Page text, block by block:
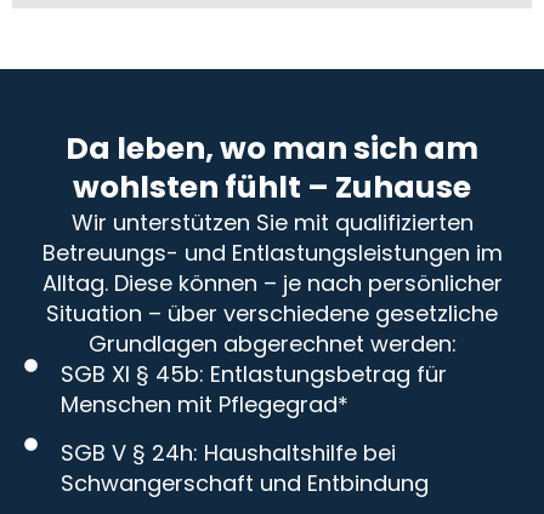
Da leben, wo man sich am
wohlsten fühlt – Zuhause
Wir unterstützen Sie mit qualifizierten
Betreuungs- und Entlastungsleistungen im
Alltag. Diese können – je nach persönlicher
Situation – über verschiedene gesetzliche
Grundlagen abgerechnet werden:
SGB XI § 45b: Entlastungsbetrag für
Menschen mit Pflegegrad*
SGB V § 24h: Haushaltshilfe bei
Schwangerschaft und Entbindung